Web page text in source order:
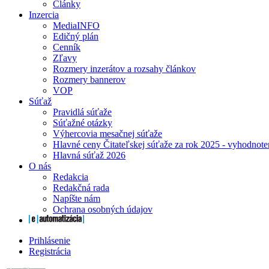
Články
Inzercia
MediaINFO
Edičný plán
Cenník
Zľavy
Rozmery inzerátov a rozsahy článkov
Rozmery bannerov
VOP
Súťaž
Pravidlá súťaže
Súťažné otázky
Výhercovia mesačnej súťaže
Hlavné ceny Čitateľskej súťaže za rok 2025 -
Hlavná súťaž 2026
O nás
Redakcia
Redakčná rada
Napíšte nám
Ochrana osobných údajov
Prihlásenie
Registrácia